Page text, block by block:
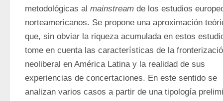
metodológicas al mainstream de los estudios
norteamericanos. Se propone una aproximación
que, sin obviar la riqueza acumulada en estos
tome en cuenta las características de la
neoliberal en América Latina y la realidad de sus
experiencias de concertaciones. En este sentido se
analizan varios casos a partir de una tipología